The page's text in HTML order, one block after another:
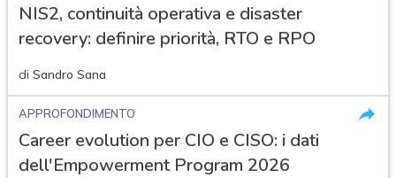
NIS2, continuità operativa e disaster
recovery: definire priorità, RTO e RPO
di Sandro Sana
APPROFONDIMENTO
Career evolution per CIO e CISO: i dati
dell'Empowerment Program 2026